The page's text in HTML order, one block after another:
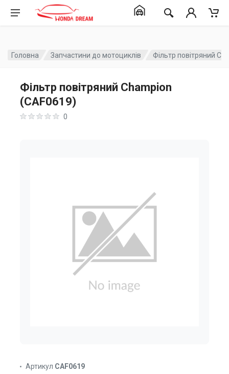
Головна Запчастини до мотоциклів Фільтр повітряний
Фільтр повітряний Champion
(CAF0619)
0
Артикул CAF0619